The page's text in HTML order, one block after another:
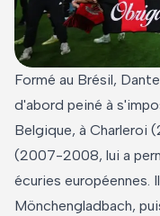
Formé au Brésil,
d'abord peiné à
Belgique, à Charleroi
(2007-2008, lui a
écuries européennes.
Mönchengladbach,